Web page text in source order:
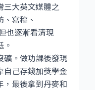
三大英文媒體之
寫稿、
也逐漸看清現
礦。做功課後發現
自己存錢加獎學金
，最後拿到丹麥和